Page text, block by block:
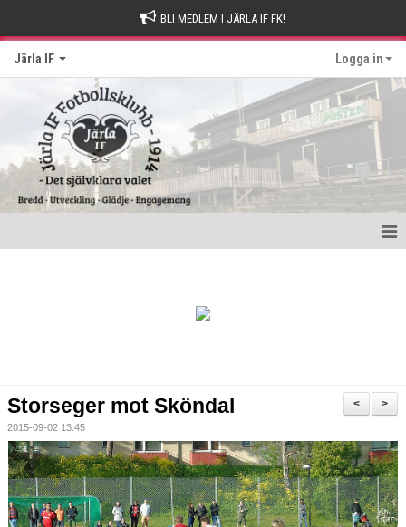
BLI MEDLEM I JÄRLA IF FK!
Järla IF Logga in
Verksamheten
Trygg förening
>
<
Storseger mot Sköndal
2015-09-02 13:45